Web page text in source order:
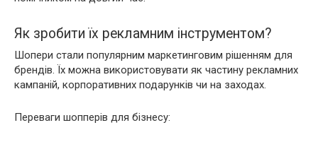
Як зробити їх рекламним інструментом?
Шопери стали популярним маркетинговим рішенням для
брендів. Їх можна використовувати як частину рекламних
кампаній, корпоративних подарунків чи на заходах.
Переваги шопперів для бізнесу: